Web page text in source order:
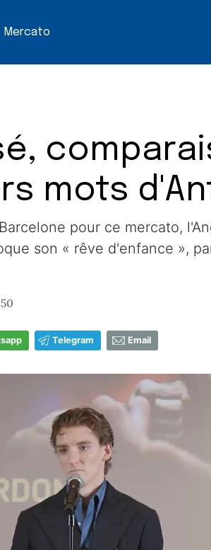
Mercato
mots
pour ce mercato,
son « rêve d'enfance »,
Telegram Email